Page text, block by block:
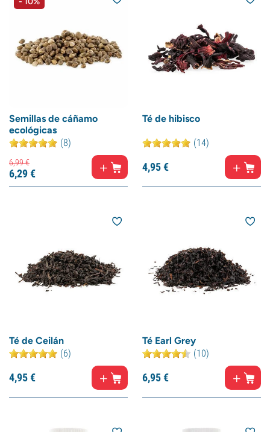
Semillas de cáñamo
ecológicas
(8)
6,99€
6,29€
Té de hibisco
(14)
4,95€
Té de Ceilán
(6)
4,95€
Té Earl Grey
(10)
6,95€